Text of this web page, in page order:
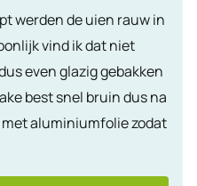
werden de uien rauw in
vind ik dat niet
even glazig gebakken
best snel bruin dus na
aluminiumfolie zodat